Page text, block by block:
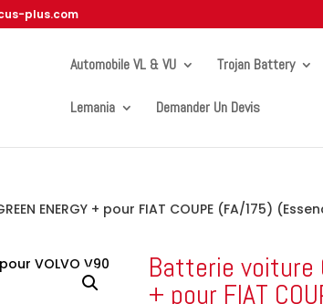
plus.com
Automobile VL & VU Trojan Battery
Lemania Demander Un Devis
ENERGY + pour FIAT COUPE (FA/175)
Batterie voiture
+ pour FIAT